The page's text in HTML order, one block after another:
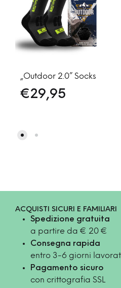
„Outdoor 2.0” Socks
€29,95
ACQUISTI SICURI E FAMILIARI
Spedizione gratuita
a partire da € 20 €
Consegna rapida
entro 3-6 giorni
Pagamento sicuro
con crittografia SSL